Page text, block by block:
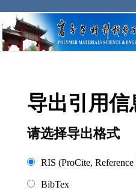
导出引用信
请选择导出格式
RIS (ProCite, Reference
BibTex